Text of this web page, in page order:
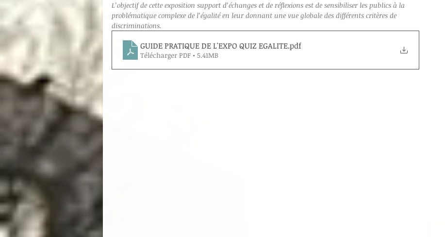
L’objectif de cette exposition support d’échanges et de réflexions est de sensibiliser les publics à la
problématique complexe de l’égalité en leur donnant une vue globale des différents critères de
discriminations.
GUIDE PRATIQUE DE L'EXPO QUIZ EGALITE.pdf
Télécharger PDF • 5.41MB